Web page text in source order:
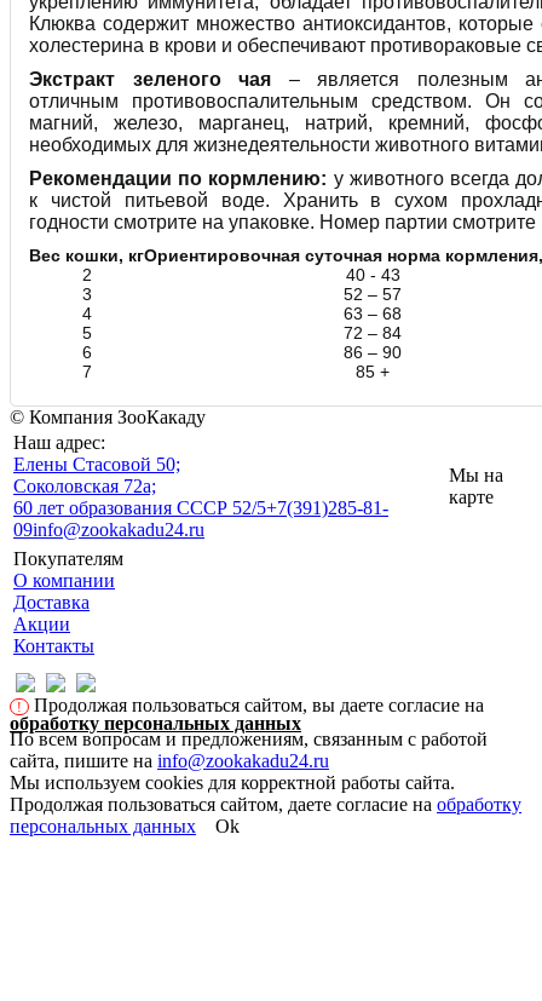
Клюква содержит множество антиоксидантов,
холестерина в крови и обеспечивают противораковые
Экстракт зеленого чая – является полезным
отличным противовоспалительным средством. Он
магний, железо, марганец, натрий, кремний,
необходимых для жизнедеятельности животного
Рекомендации по кормлению: у животного всегда
к чистой питьевой воде. Хранить в сухом
годности смотрите на упаковке. Номер партии смотрите
Вес кошки, кгОриентировочная суточная норма
2
40 - 43
3
52 – 57
4
63 – 68
5
72 – 84
6
86 – 90
7
85 +
© Компания ЗооКакаду
Наш адрес:
Eлены Стасовой 50;
Соколовская 72а;
60 лет образования СССР 52/5+7(391)285-81-
09info@zookakadu24.ru
Мы на
карте
Покупателям
О компании
Доставка
Акции
Контакты
!
Продолжая пользоваться сайтом, вы даете согласие на
обработку персональных данных
По всем вопросам и предложениям, связанным с работой
сайта, пишите на info@zookakadu24.ru
Мы используем cookies для корректной работы сайта.
Продолжая пользоваться сайтом, даете согласие на обработку
персональных данных
Ok